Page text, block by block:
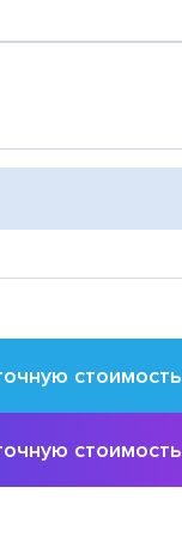
стоимость
стоимость